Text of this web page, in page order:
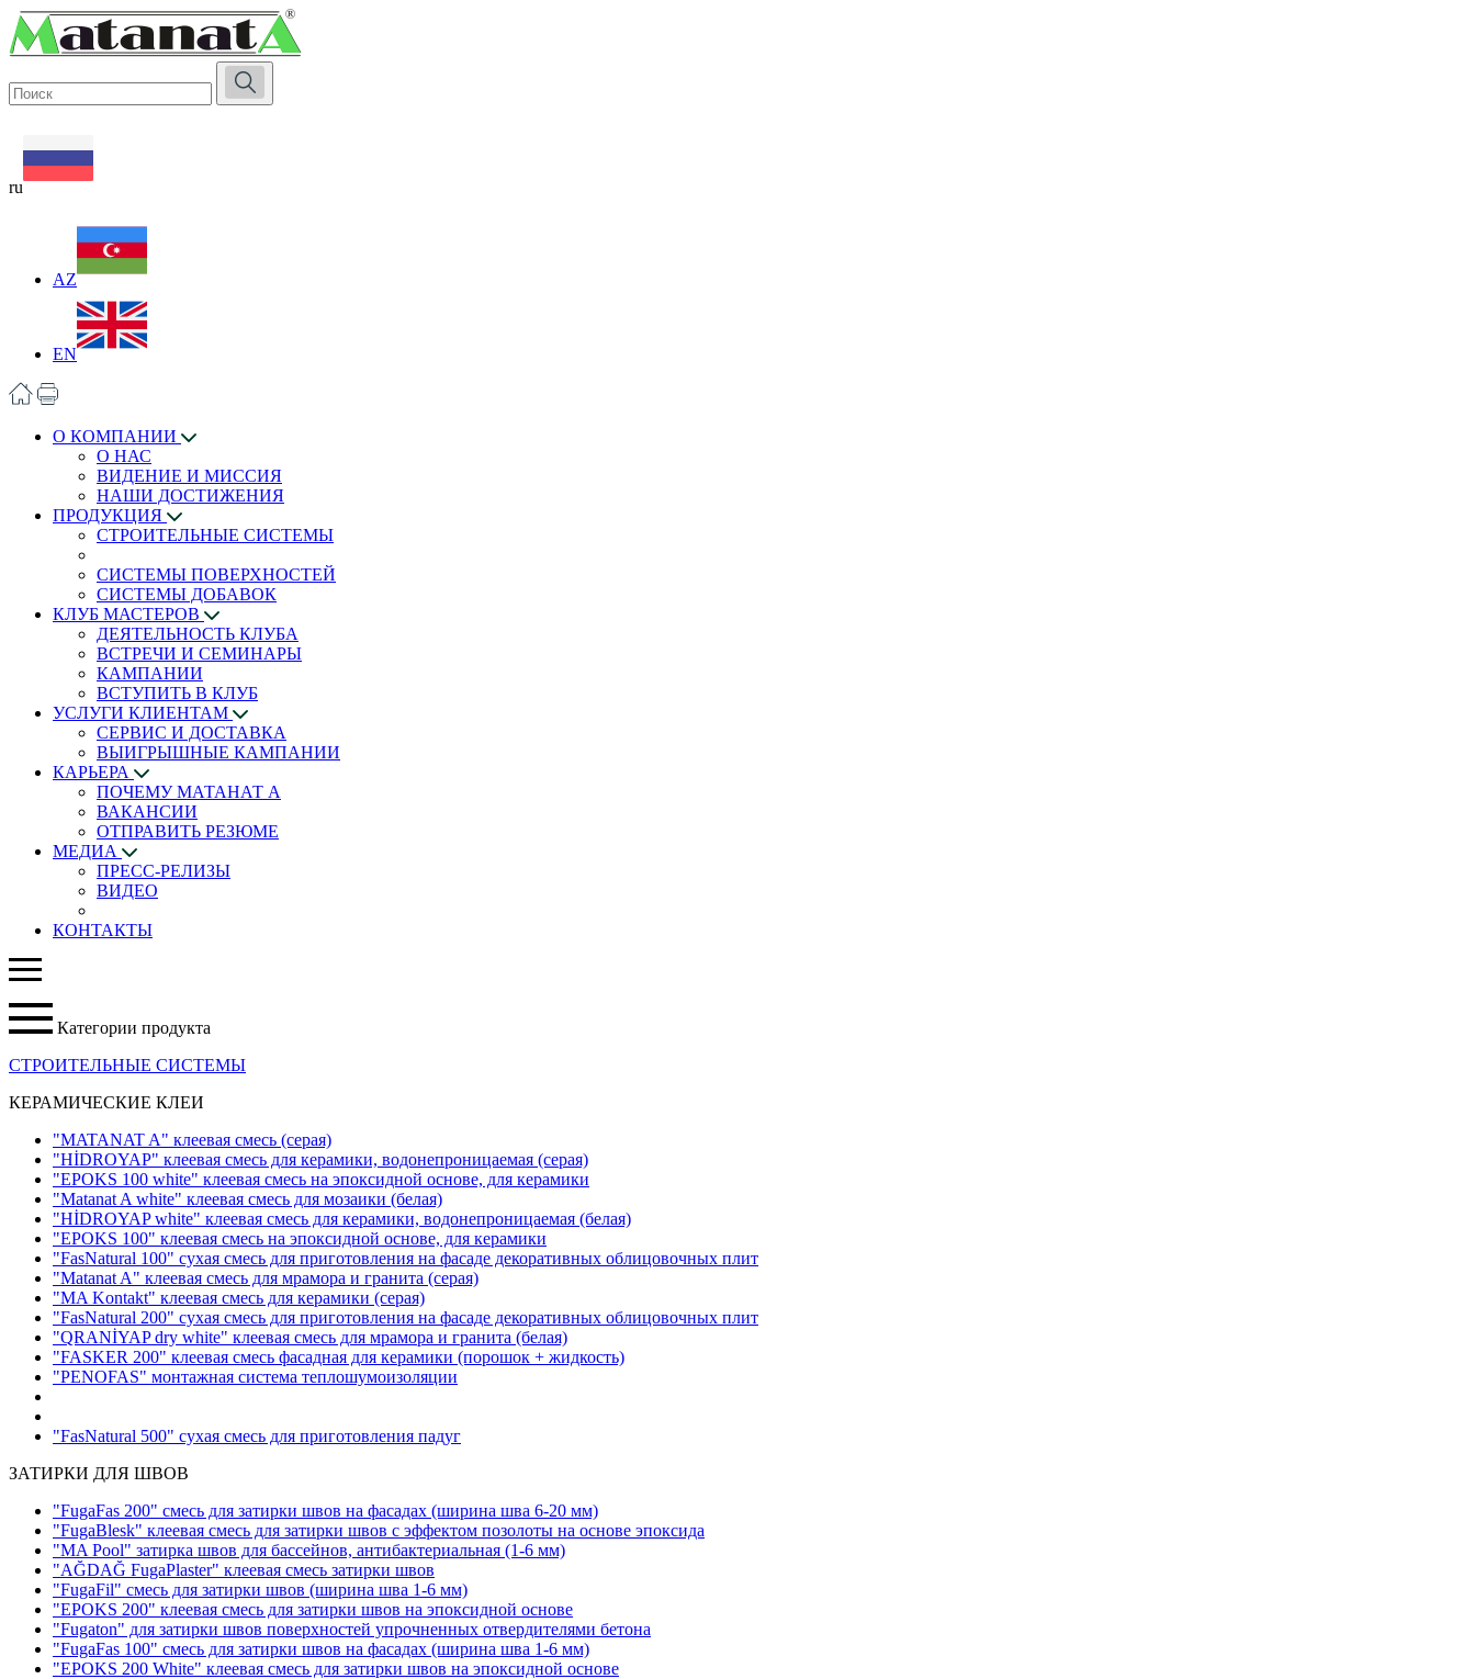
ru
AZ
EN
О КОМПАНИИ
О НАС
ВИДЕНИЕ И МИССИЯ
НАШИ ДОСТИЖЕНИЯ
ПРОДУКЦИЯ
СТРОИТЕЛЬНЫЕ СИСТЕМЫ
СИСТЕМЫ ПОВЕРХНОСТЕЙ
СИСТЕМЫ ДОБАВОК
КЛУБ МАСТЕРОВ
ДЕЯТЕЛЬНОСТЬ КЛУБА
ВСТРЕЧИ И СЕМИНАРЫ
КАМПАНИИ
ВСТУПИТЬ В КЛУБ
УСЛУГИ КЛИЕНТАМ
СЕРВИС И ДОСТАВКА
ВЫИГРЫШНЫЕ КАМПАНИИ
КАРЬЕРА
ПОЧЕМУ МАТАНАТ A
ВАКАНСИИ
ОТПРАВИТЬ РЕЗЮМЕ
МЕДИА
ПРЕСС-РЕЛИЗЫ
ВИДЕО
КОНТАКТЫ
Категории продукта
СТРОИТЕЛЬНЫЕ СИСТЕМЫ
КЕРАМИЧЕСКИЕ КЛЕИ
"MATANAT A" клеевая смесь (серая)
"HİDROYAP" клеевая смесь для керамики, водонепроницаемая (серая)
"EPOKS 100 white" клеевая смесь на эпоксидной основе, для керамики
"Matanat A white" клеевая смесь для мозаики (белая)
"HİDROYAP white" клеевая смесь для керамики, водонепроницаемая (белая)
"EPOKS 100" клеевая смесь на эпоксидной основе, для керамики
"FasNatural 100" сухая смесь для приготовления на фасаде декоративных облицовочных плит
"Matanat A" клеевая смесь для мрамора и гранита (серая)
"MA Kontakt" клеевая смесь для керамики (серая)
"FasNatural 200" сухая смесь для приготовления на фасаде декоративных облицовочных плит
"QRANİYAP dry white" клеевая смесь для мрамора и гранита (белая)
"FASKER 200" клеевая смесь фасадная для керамики (порошок + жидкость)
"PENOFAS" монтажная система теплошумоизоляции
"FasNatural 500" сухая смесь для приготовления падуг
ЗАТИРКИ ДЛЯ ШВОВ
"FugaFas 200" смесь для затирки швов на фасадах (ширина шва 6-20 мм)
"FugaBlesk" клеевая смесь для затирки швов с эффектом позолоты на основе эпоксида
"MA Pool" затирка швов для бассейнов, антибактериальная (1-6 мм)
"AĞDAĞ FugaPlaster" клеевая смесь затирки швов
"FugaFil" смесь для затирки швов (ширина шва 1-6 мм)
"EPOKS 200" клеевая смесь для затирки швов на эпоксидной основе
"Fugaton" для затирки швов поверхностей упрочненных отвердителями бетона
"FugaFas 100" смесь для затирки швов на фасадах (ширина шва 1-6 мм)
"EPOKS 200 White" клеевая смесь для затирки швов на эпоксидной основе